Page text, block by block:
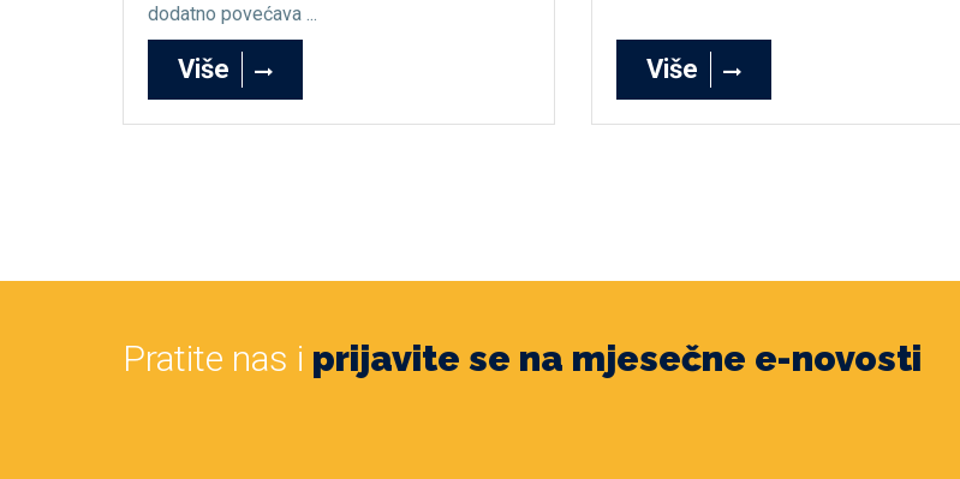
dodatno povećava ...
Više Više
Pratite nas i prijavite se na mjesečne e-novosti